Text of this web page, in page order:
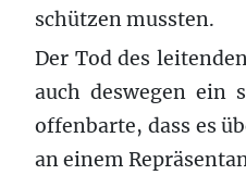
schützen mussten.
Der Tod des
auch deswegen ein
offenbarte, dass es
an einem